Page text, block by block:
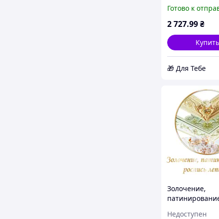
Розовая
149x106 см
Готово к
2 727.99₴
Купить
🎁 Для Тебе
Золочение,
Недоступен